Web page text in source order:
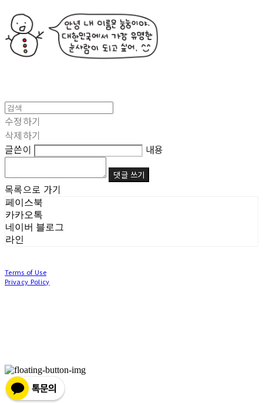
수정하기
삭제하기
글쓴이
내용
댓글 쓰기
목록으로 가기
페이스북
카카오톡
네이버 블로그
라인
Terms of Use
Privacy Policy